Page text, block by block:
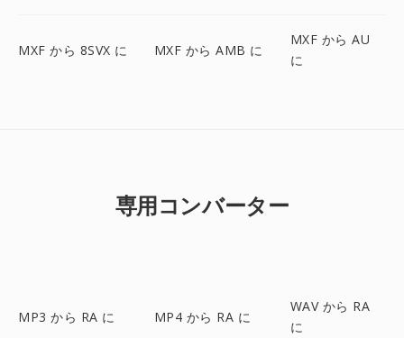
MXF から 8SVX に MXF から AMB に
MXF から AU
に
専用コンバーター
MP3 から RA に MP4 から RA に
WAV から RA
に